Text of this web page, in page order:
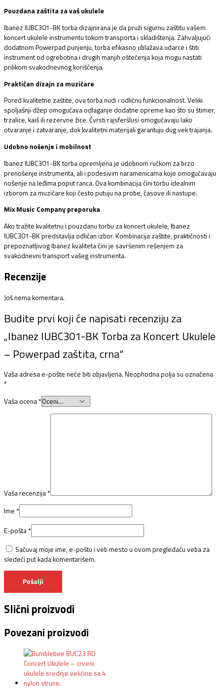
Pouzdana zaštita za vaš ukulele
Ibanez IUBC301-BK torba dizajnirana je da pruži sigurnu zaštitu vašem
koncert ukulele instrumentu tokom transporta i skladištenja. Zahvaljujući
dodatnom Powerpad punjenju, torba efikasno ublažava udarce i štiti
instrument od ogrebotina i drugih manjih oštećenja koja mogu nastati
prilikom svakodnevnog korišćenja.
Praktičan dizajn za muzičare
Pored kvalitetne zaštite, ova torba nudi i odličnu funkcionalnost. Veliki
spoljašnji džep omogućava odlaganje dodatne opreme kao što su štimer,
trzalice, kaiš ili rezervne žice. Čvrsti rajsferšlusi omogućavaju lako
otvaranje i zatvaranje, dok kvalitetni materijali garantuju dug vek trajanja.
Udobno nošenje i mobilnost
Ibanez IUBC301-BK torba opremljena je udobnom ručkom za brzo
prenošenje instrumenta, ali i podesivim naramenicama koje omogućavaju
nošenje na leđima poput ranca. Ova kombinacija čini torbu idealnim
izborom za muzičare koji često putuju na probe, časove ili nastupe.
Mix Music Company preporuka
Ako tražite kvalitetnu i pouzdanu torbu za koncert ukulele, Ibanez
IUBC301-BK predstavlja odličan izbor. Kombinacija zaštite, praktičnosti i
prepoznatljivog Ibanez kvaliteta čini je savršenim rešenjem za
svakodnevni transport vašeg instrumenta.
Recenzije
Još nema komentara.
Budite prvi koji će napisati recenziju za
„Ibanez IUBC301-BK Torba za Koncert Ukulele
– Powerpad zaštita, crna“
Vaša adresa e-pošte neće biti objavljena. Neophodna polja su označena
*
Vaša ocena *
Vaša recenzija *
Ime *
E-pošta *
Sačuvaj moje ime, e-poštu i veb mesto u ovom pregledaču veba za
sledeći put kada komentarišem.
Slični proizvodi
Povezani proizvodi